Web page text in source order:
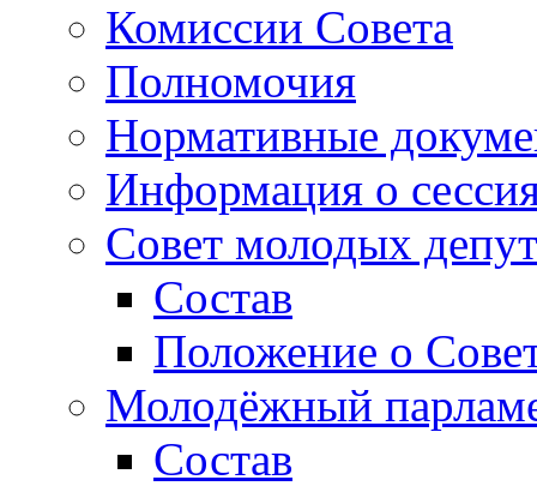
Комиссии Совета
Полномочия
Нормативные
Информация о
Совет молодых
Состав
Положение о
Молодёжный
Состав